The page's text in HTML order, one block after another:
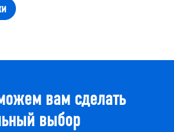
вам сделать
выбор